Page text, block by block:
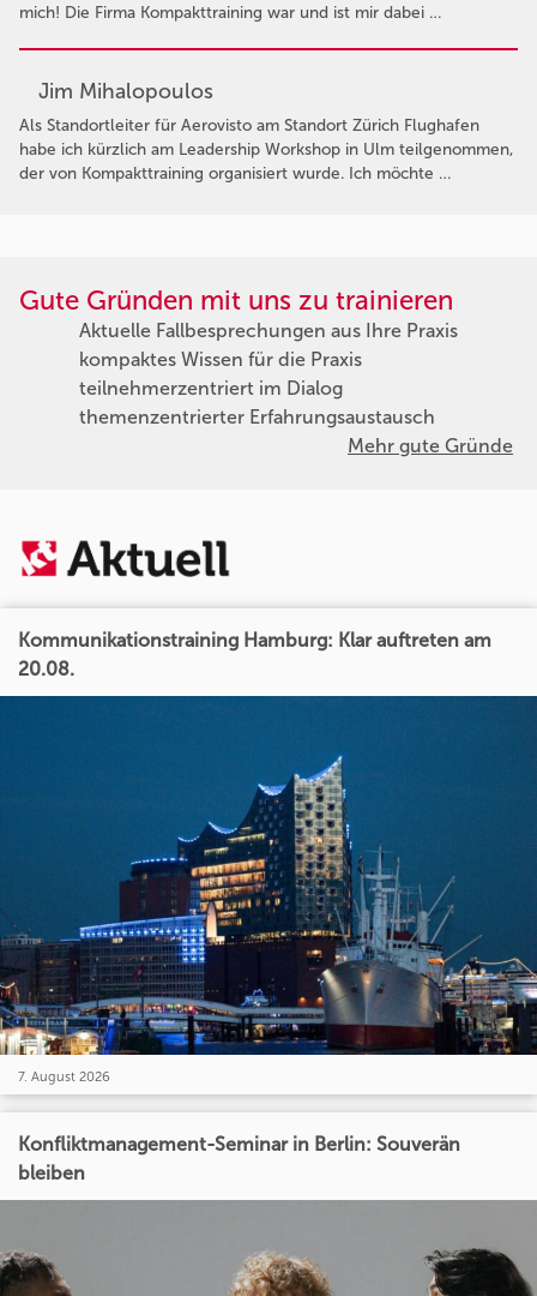
mich! Die Firma Kompakttraining war und ist mir dabei …
Jim Mihalopoulos
Als Standortleiter für Aerovisto am Standort Zürich Flughafen
habe ich kürzlich am Leadership Workshop in Ulm teilgenommen,
der von Kompakttraining organisiert wurde. Ich möchte …
Gute Gründen mit uns zu trainieren
Aktuelle Fallbesprechungen aus Ihre Praxis
kompaktes Wissen für die Praxis
teilnehmerzentriert im Dialog
themenzentrierter Erfahrungsaustausch
Mehr gute Gründe
Kommunikationstraining Hamburg: Klar auftreten am
20.08.
7. August 2026
Konfliktmanagement-Seminar in Berlin: Souverän
bleiben